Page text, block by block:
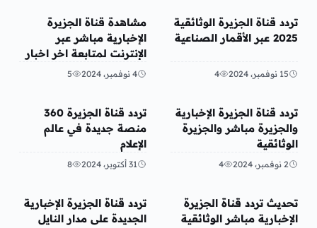
منوعات
تردد قناة الجزيرة الوثائقية
2025 عبر الأقمار الصناعية
15 نوفمبر، 2024 4
منوعات
مشاهدة قناة الجزيرة
الإخبارية مباشر عبر
الإنترنت لمتابعة اخر اخبار
لبنان إسرائيل إيران 2024
4 نوفمبر، 2024 5
تريندات
تردد قناة الجزيرة الإخبارية
والجزيرة مباشر والجزيرة
الوثائقية
2 نوفمبر، 2024 4
منوعات
تردد قناة الجزيرة 360
منصة جديدة في عالم
الإعلام
31 أكتوبر، 2024 8
تريندات
تحديث تردد قناة الجزيرة
الإخبارية مباشر الوثائقية
تريندات
تردد قناة الجزيرة الإخبارية
الجديدة على مدار النايل